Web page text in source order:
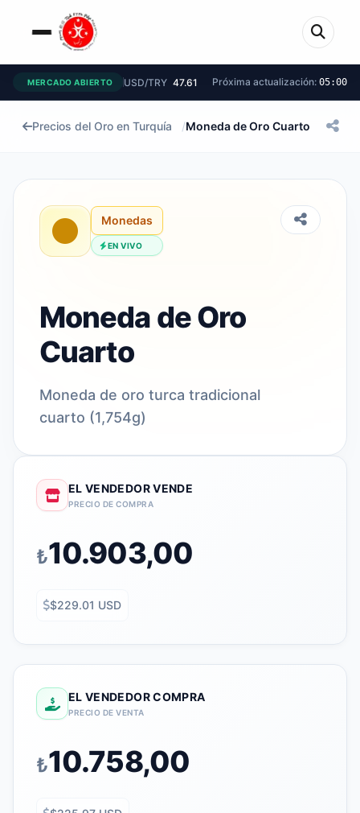
MERCADO ABIERTO USD/TRY 47.61 Próxima actualización: 05:00
Precios del Oro en Turquía /Moneda de Oro Cuarto
Monedas
EN VIVO
Moneda de Oro
Cuarto
Moneda de oro turca tradicional
cuarto (1,754g)
EL VENDEDOR VENDE
PRECIO DE COMPRA
₺10.903,00
$229.01 USD
EL VENDEDOR COMPRA
PRECIO DE VENTA
₺10.758,00